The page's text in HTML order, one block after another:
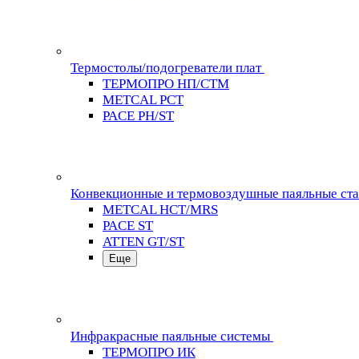
Термостолы/подогреватели плат
ТЕРМОПРО НП/СТМ
METCAL PCT
PACE PH/ST
Конвекционные и термовоздушные паяльные
METCAL HCT/MRS
PACE ST
ATTEN GT/ST
Еще
Инфракрасные паяльные системы
ТЕРМОПРО ИК